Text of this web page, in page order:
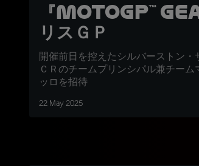
『MotoGP™
リスＧＰ
開催前日を控えたシルバーストン
ＣＲのチームプリンシパル兼チー
ッロを招待
22 May 2025